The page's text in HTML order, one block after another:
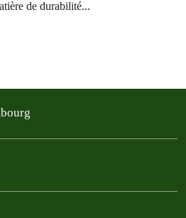
de durabilité...